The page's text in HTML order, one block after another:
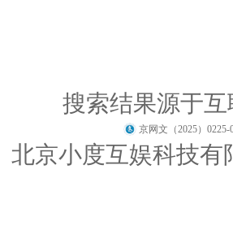
搜索结果源于
京网文（2025）0225-
北京小度互娱科技有